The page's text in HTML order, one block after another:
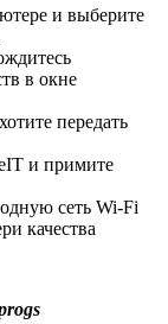
и выберите
в окне
передать
и примите
сеть Wi-Fi
качества